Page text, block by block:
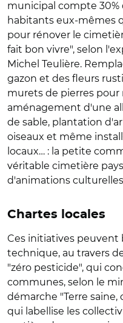
municipal compte 30%
habitants eux-mêmes
pour rénover le
fait bon vivre", selon
Michel Teulière.
gazon et des fleurs
murets de pierres pour
aménagement d'une
de sable, plantation
oiseaux et même
locaux… : la petite
véritable cimetière
d'animations
Chartes locales
Ces initiatives
technique, au travers
"zéro pesticide", qui
communes, selon le
démarche "Terre
qui labellise les